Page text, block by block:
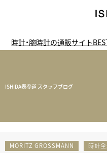
時計・腕時計の通販サイト
ISHIDA表参道 スタッフブログ
MORITZ GROSSMANN 時計